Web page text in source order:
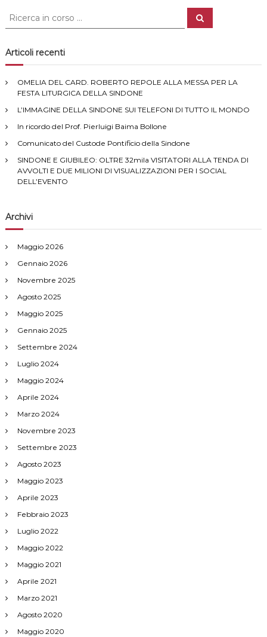
C
c
a
C
e
Articoli recenti
OMELIA DEL CARD. ROBERTO REPOLE ALLA MESSA PER LA
FESTA LITURGICA DELLA SINDONE
L’IMMAGINE DELLA SINDONE SUI TELEFONI DI TUTTO IL MONDO
In ricordo del Prof. Pierluigi Baima Bollone
Comunicato del Custode Pontificio della Sindone
SINDONE E GIUBILEO: OLTRE 32mila VISITATORI ALLA TENDA DI
AVVOLTI E DUE MILIONI DI VISUALIZZAZIONI PER I SOCIAL
DELL’EVENTO
Archivi
Maggio 2026
Gennaio 2026
Novembre 2025
Agosto 2025
Maggio 2025
Gennaio 2025
Settembre 2024
Luglio 2024
Maggio 2024
Aprile 2024
Marzo 2024
Novembre 2023
Settembre 2023
Agosto 2023
Maggio 2023
Aprile 2023
Febbraio 2023
Luglio 2022
Maggio 2022
Maggio 2021
Aprile 2021
Marzo 2021
Agosto 2020
Maggio 2020